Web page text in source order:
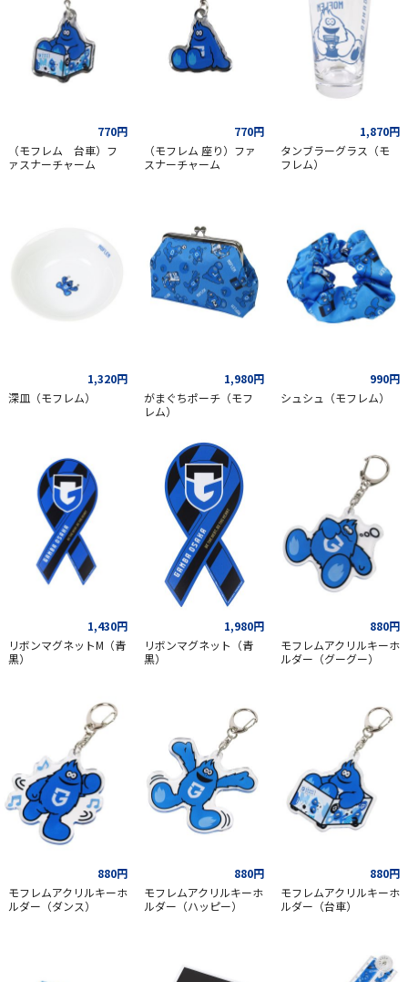
770円
（モフレム 台車）フ
ァスナーチャーム
770円
（モフレム 座り）ファ
スナーチャーム
1,870円
タンブラーグラス（モ
フレム）
1,320円
深皿（モフレム）
1,980円
がまぐちポーチ（モフ
レム）
990円
シュシュ（モフレム）
1,430円
リボンマグネットM（青
黒）
1,980円
リボンマグネット（青
黒）
880円
モフレムアクリルキーホ
ルダー（グーグー）
880円
モフレムアクリルキーホ
ルダー（ダンス）
880円
モフレムアクリルキーホ
ルダー（ハッピー）
880円
モフレムアクリルキーホ
ルダー（台車）